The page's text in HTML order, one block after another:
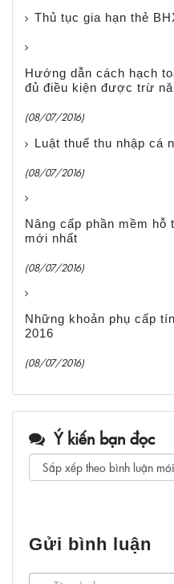
Thủ tục gia hạn thẻ
Hướng dẫn cách hạch
đủ điều kiện được trừ
(08/07/2016)
Luật thuế thu nhập cá
(08/07/2016)
Nâng cấp phần mềm
mới nhất
(08/07/2016)
Những khoản phụ cấp
2016
(08/07/2016)
Ý kiến bạn đọc
Gửi bình luận